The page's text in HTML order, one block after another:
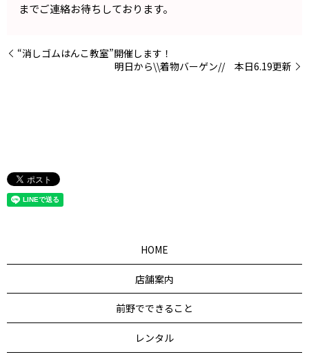
までご連絡お待ちしております。
“消しゴムはんこ教室”開催します！
明日から\\着物バーゲン// 本日6.19更新
HOME
店舗案内
前野でできること
レンタル